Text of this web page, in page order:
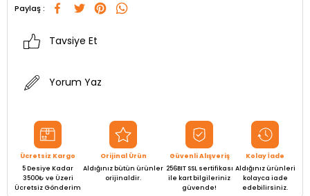
Paylaş :
Tavsiye Et
Yorum Yaz
Ücretsiz Kargo
5 Desiye Kadar
3500₺ ve Üzeri
Ücretsiz Gönderim
Orijinal Ürün
Aldığınız bütün ürünler
orijinaldir.
Güvenli Alışveriş
256BIT SSL sertifikası
ile kart bilgileriniz
güvende!
Kolay İade
Aldığınız ürünleri
kolayca iade
edebilirsiniz.